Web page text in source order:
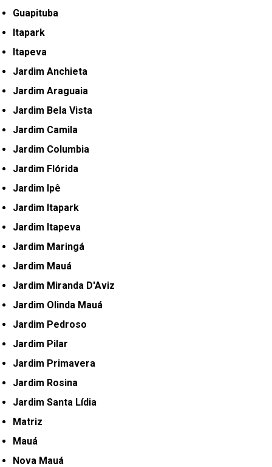
Guapituba
Itapark
Itapeva
Jardim Anchieta
Jardim Araguaia
Jardim Bela Vista
Jardim Camila
Jardim Columbia
Jardim Flórida
Jardim Ipê
Jardim Itapark
Jardim Itapeva
Jardim Maringá
Jardim Mauá
Jardim Miranda D'Aviz
Jardim Olinda Mauá
Jardim Pedroso
Jardim Pilar
Jardim Primavera
Jardim Rosina
Jardim Santa Lídia
Matriz
Mauá
Nova Mauá